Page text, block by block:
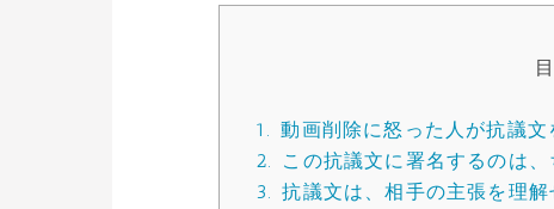
1. 動画削除に怒った人が抗議文
2.
この抗議文に署名するのは
3. 抗議文は、相手の主張を理